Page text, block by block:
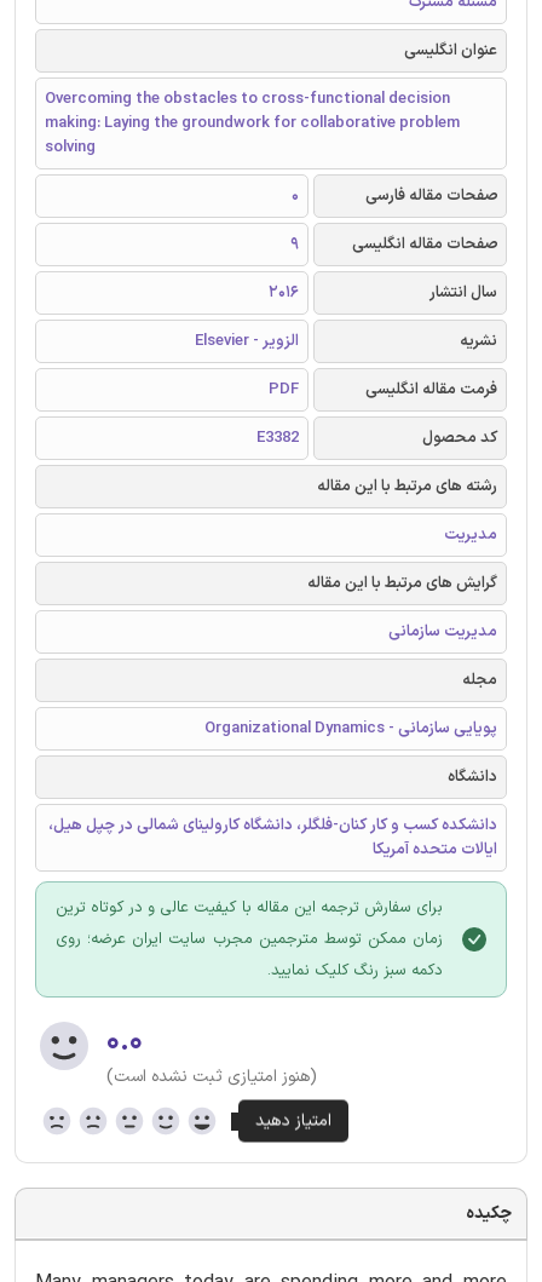
عنوان انگلیسی
Overcoming the obstacles to cross-functional decision
making: Laying the groundwork for collaborative problem
solving
صفحات مقاله فارسی
0
صفحات مقاله انگلیسی
9
سال انتشار
2016
نشریه
الزویر - Elsevier
فرمت مقاله انگلیسی
PDF
کد محصول
E3382
رشته های مرتبط با این مقاله
مدیریت
گرایش های مرتبط با این مقاله
مدیریت سازمانی
مجله
پویایی سازمانی - Organizational Dynamics
دانشگاه
دانشکده کسب و کار کنان-فلگلر، دانشگاه کارولینای شمالی در چپل هیل،
ایالات متحده آمریکا
برای سفارش ترجمه این مقاله با کیفیت عالی و در کوتاه ترین
زمان ممکن توسط مترجمین مجرب سایت ایران عرضه؛ روی
دکمه سبز رنگ کلیک نمایید.
۰.۰
(هنوز امتیازی ثبت نشده است)
چکیده